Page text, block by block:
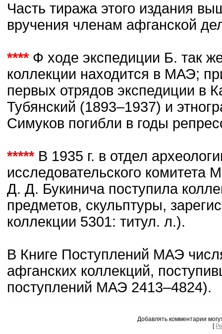
Часть тиража этого издания
вручения членам афганской
****Ф ходе экспедиции Б. так
коллекции находится в МАЭ;
первых отрядов экспедиции в
Тубянский (1893–1937) и
Симуков погибли в годы
*****В 1935 г. в отдел
исследовательского комитета
Д. Д. Букинича поступила
предметов, скульптуры,
коллекции 5301: титул. л.).
В Книге Поступлений МАЭ
афганских коллекций,
поступлений МАЭ 2413–4824).
Добавлять комментарии
[